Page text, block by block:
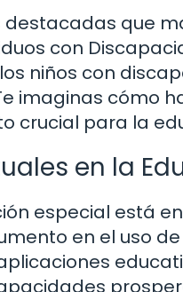
que
con
niños con
imaginas cómo
crucial para la
en la
especial está
en el uso